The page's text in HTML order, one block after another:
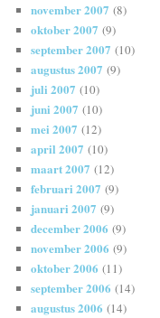
november 2007 (8)
oktober 2007 (9)
september 2007 (10)
augustus 2007 (9)
juli 2007 (10)
juni 2007 (10)
mei 2007 (12)
april 2007 (10)
maart 2007 (12)
februari 2007 (9)
januari 2007 (9)
december 2006 (9)
november 2006 (9)
oktober 2006 (11)
september 2006 (14)
augustus 2006 (14)